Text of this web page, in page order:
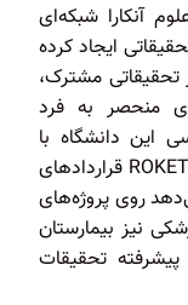
آنکارا شبکه‌ای
مؤسسه تحقیقاتی ایجاد کرده
تحقیقاتی مشترک،
منحصر به فرد
این دانشگاه با
شرکت‌های بزرگی مانند ASELSAN و ROKETSAN قراردادهای
روی پروژه‌های
نیز بیمارستان
تحقیقات